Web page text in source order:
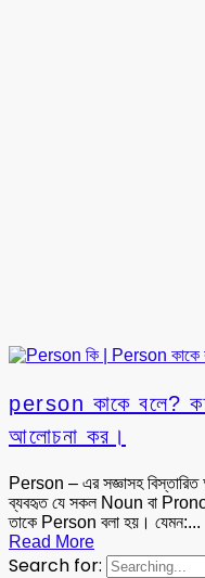
person কাকে বলে?
আলোচনা কর।
Person – এর সজ্ঞাসহ
ব্যবহৃত যে সকল Noun বা
তাকে Person বলা হয়। যেমন:...
Read More
Search for: